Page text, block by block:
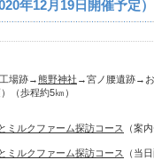
年12月19日開催予定）
場跡→熊野神社 →宮ノ腰遺跡→
（歩程約5㎞）
ミルクファーム探訪コース （案
ミルクファーム探訪コース （当